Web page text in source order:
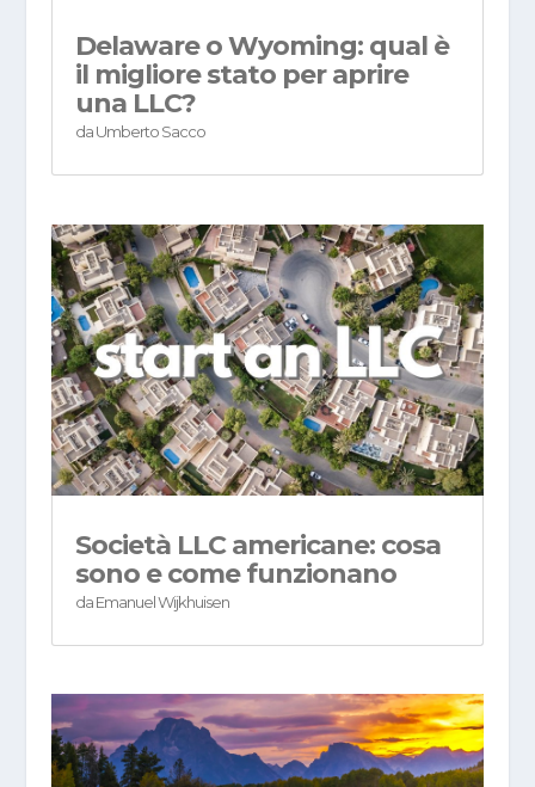
Delaware o Wyoming: qual è
il migliore stato per aprire
una LLC?
daUmberto Sacco
Società LLC americane: cosa
sono e come funzionano
daEmanuel Wijkhuisen